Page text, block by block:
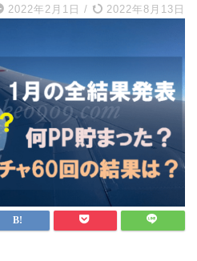
2022年2月1日 / 2022年8月13日